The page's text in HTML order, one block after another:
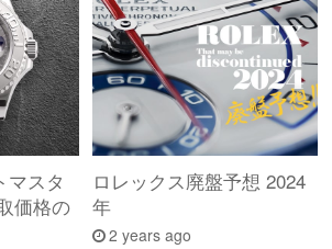
マスタ
価格の
ロレックス廃盤予想 2024
年
2 years ago